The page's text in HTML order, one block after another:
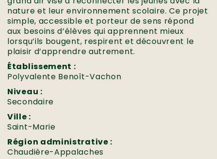
nature et leur environnement scolaire. Ce projet
simple, accessible et porteur de sens répond
aux besoins d’élèves qui apprennent mieux
lorsqu’ils bougent, respirent et découvrent le
plaisir d’apprendre autrement.
Établissement :
Polyvalente Benoît-Vachon
Niveau :
Secondaire
Ville :
Saint-Marie
Région administrative :
Chaudière-Appalaches